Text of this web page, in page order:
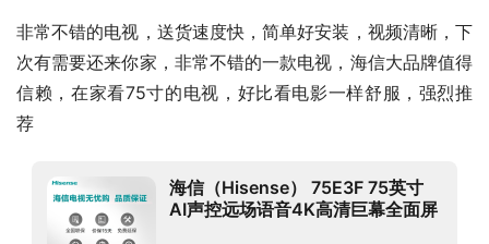
非常不错的电视，送货速度快，简单好安装，视频清晰，下
次有需要还来你家，非常不错的一款电视，海信大品牌值得
信赖，在家看75寸的电视，好比看电影一样舒服，强烈推
荐
海信（Hisense） 75E3F 75英寸
AI声控远场语音4K高清巨幕全面屏